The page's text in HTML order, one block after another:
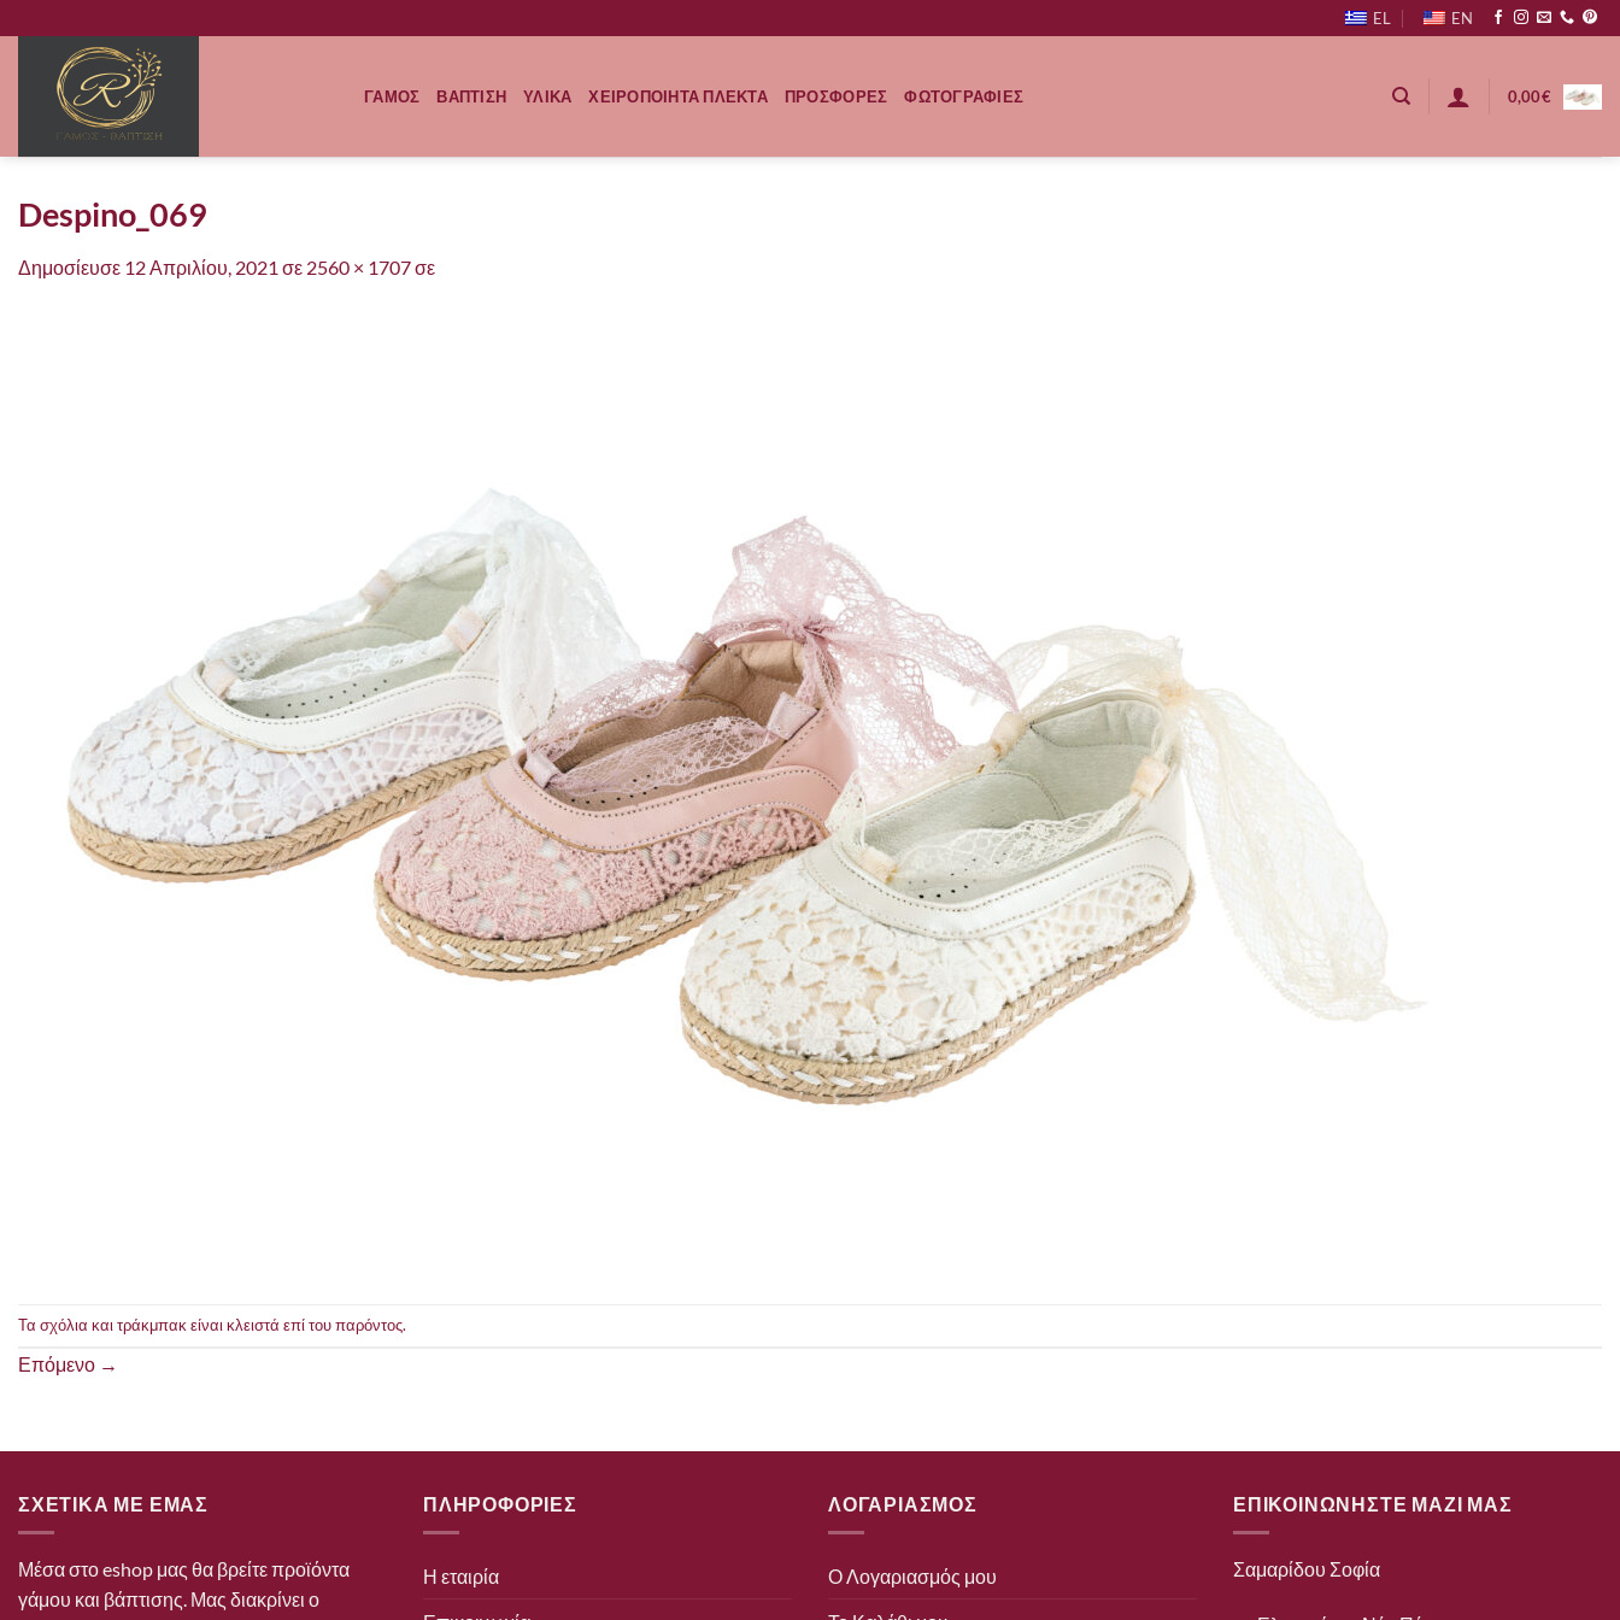
στο
περιεχόμενο
EL EN
ΓΑΜΟΣ ΒΑΠΤΙΣΗ ΥΛΙΚΑ ΧΕΙΡΟΠΟΙΗΤΑ ΠΛΕΚΤΑ ΠΡΟΣΦΟΡΕΣ ΦΩΤΟΓΡΑΦΙΕΣ 0,00€
Despino_069
Δημοσίευσε 12 Απριλίου, 2021 σε 2560 × 1707σε
Τα σχόλια και τράκμπακ είναι κλειστά επί του παρόντος.
Επόμενο →
ΣΧΕΤΙΚΑ ΜΕ ΕΜΑΣ
Μέσα στο eshop μας θα βρείτε προϊόντα
γάμου και βάπτισης. Μας διακρίνει ο
ΠΛΗΡΟΦΟΡΙΕΣ
Η εταιρία
ΛΟΓΑΡΙΑΣΜΟΣ
Ο Λογαριασμός μου
ΕΠΙΚΟΙΝΩΝΗΣΤΕ ΜΑΖΙ ΜΑΣ
Σαμαρίδου Σοφία